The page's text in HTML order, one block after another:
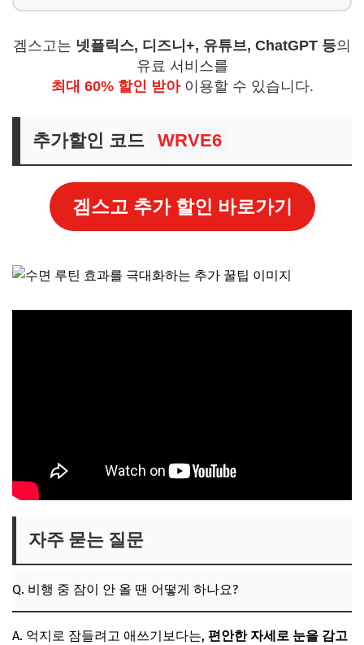
겜스고는 넷플릭스, 디즈니+, 유튜브, ChatGPT 등의
유료 서비스를
최대 60% 할인 받아이용할 수 있습니다.
추가할인 코드 WRVE6
겜스고 추가 할인 바로가기
자주 묻는 질문
Q. 비행 중 잠이 안 올 땐 어떻게 하나요?
A. 억지로 잠들려고 애쓰기보다는, 편안한 자세로 눈을 감고